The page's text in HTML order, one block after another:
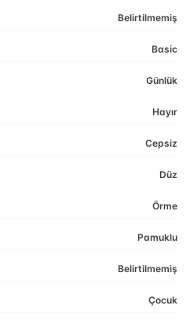
Belirtilmemiş
Basic
Günlük
Hayır
Cepsiz
Düz
Örme
Pamuklu
Belirtilmemiş
Çocuk